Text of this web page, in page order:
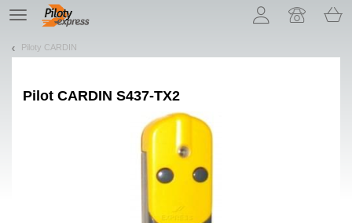
TE
navigation
Piloty CARDIN
Pilot CARDIN S437-TX2
Pozwól, że przedstawimy nasze ciasteczka!